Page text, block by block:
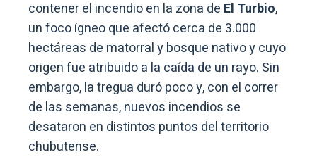
contener el incendio en la zona de El Turbio,
un foco ígneo que afectó cerca de 3.000
hectáreas de matorral y bosque nativo y cuyo
origen fue atribuido a la caída de un rayo. Sin
embargo, la tregua duró poco y, con el correr
de las semanas, nuevos incendios se
desataron en distintos puntos del territorio
chubutense.